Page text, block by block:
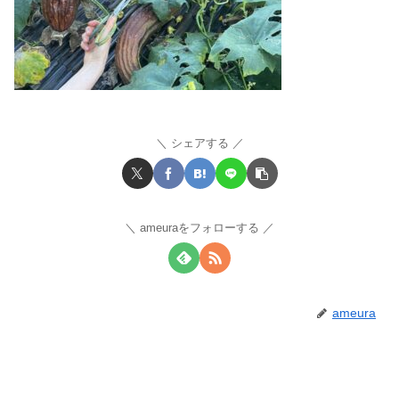
シェアする
ameuraをフォローする
ameura